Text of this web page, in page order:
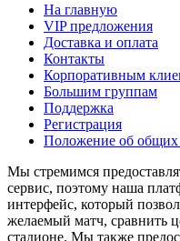
На главную
VIP предложения
Доставка и оплата
Контакты
Корпоративным
Большим группам
Поддержка
Регистрация
Положение об общих
Мы стремимся
сервис, поэтому наша
интерфейс, который
желаемый матч, сравнить
стадионе. Мы также